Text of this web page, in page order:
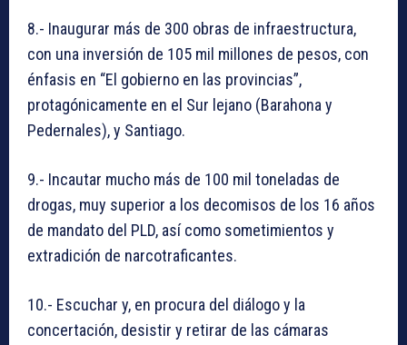
8.- Inaugurar más de 300 obras de infraestructura,
con una inversión de 105 mil millones de pesos, con
énfasis en “El gobierno en las provincias”,
protagónicamente en el Sur lejano (Barahona y
Pedernales), y Santiago.
9.- Incautar mucho más de 100 mil toneladas de
drogas, muy superior a los decomisos de los 16 años
de mandato del PLD, así como sometimientos y
extradición de narcotraficantes.
10.- Escuchar y, en procura del diálogo y la
concertación, desistir y retirar de las cámaras